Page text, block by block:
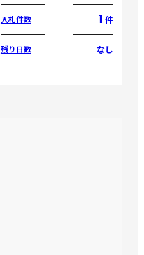
入札件数 1 件
残り日数 なし